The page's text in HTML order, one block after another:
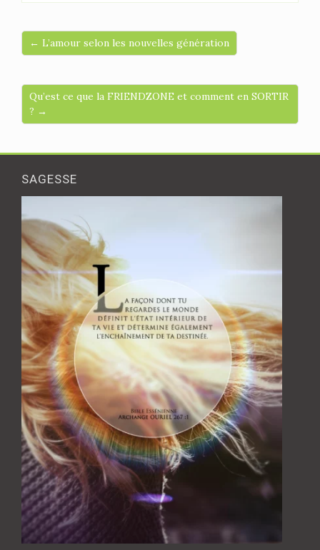
← L’amour selon les nouvelles génération
Qu’est ce que la FRIENDZONE et comment en SORTIR
? →
SAGESSE